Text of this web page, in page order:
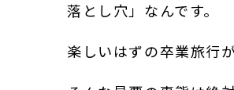
落とし穴」なんです。
楽しいはずの卒業旅行